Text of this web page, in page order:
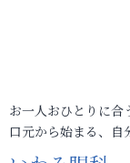
お一人おひとりに合
口元から始まる、自